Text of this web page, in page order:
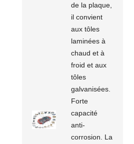
de la plaque,
il convient
aux tôles
laminées à
chaud et à
froid et aux
tôles
galvanisées.
Forte
capacité
anti-
corrosion. La